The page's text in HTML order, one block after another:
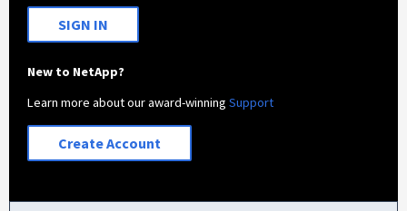
SIGN IN
New to NetApp?
Learn more about our award-winningSupport
Create Account